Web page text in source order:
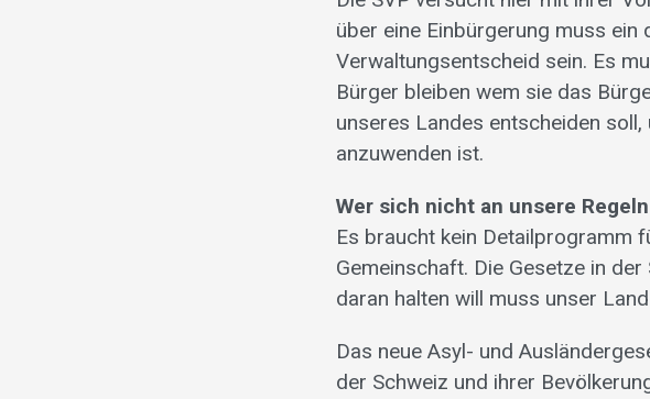
über eine Einbürgerung muss
Verwaltungsentscheid sein. Es
Bürger bleiben wem sie das
unseres Landes entscheiden
anzuwenden ist.
Wer sich nicht an unsere
Es braucht kein Detailprogramm
Gemeinschaft. Die Gesetze in
daran halten will muss unser
Das neue Asyl- und
der Schweiz und ihrer